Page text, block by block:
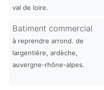
val de loire.
Batiment commercial
à reprendre arrond. de
largentière, ardèche,
auvergne-rhône-alpes.